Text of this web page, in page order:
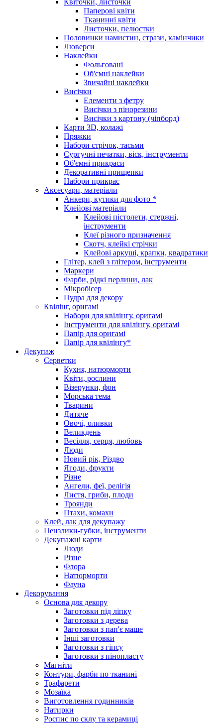
Паперові квіти
Тканинні квіти
Листочки, пелюстки
Половинки намистин, стрази, камінчики
Люверси
Наклейки
Фольговані
Об'ємні наклейки
Звичайні наклейки
Висічки
Елементи з фетру
Висічки з пінорезини
Висічки з картону (чіпборд)
Карти 3D, колажі
Пряжки
Набори стрічок, тасьми
Сургучні печатки, віск, інструменти
Об'ємні прикраси
Декоративні прищепки
Набори прикрас
Аксесуари, матеріали
Анкери, кутики для фото *
Клейові матеріали
Клейові пістолети, стержні,
інструменти
Клеї різного призначення
Скотч, клейкі стрічки
Клейові аркуші, крапки, квадратики
Глітер, клей з глітером, інструменти
Маркери
Фарби, рідкі перлини, лак
Мікробісер
Пудра для декору
Квілінг, оригамі
Набори для квілінгу, оригамі
Інструменти для квілінгу, оригамі
Папір для оригамі
Папір для квілінгу*
Декупаж
Серветки
Кухня, натюрморти
Квіти, рослини
Візерунки, фон
Морська тема
Тварини
Дитяче
Овочі, оливки
Великдень
Весілля, серця, любовь
Люди
Новий рік, Різдво
Ягоди, фрукти
Різне
Ангели, феї, релігія
Листя, гриби, плоди
Троянди
Птахи, комахи
Клей, лак для декупажу
Пензлики-губки, інструменти
Декупажні карти
Люди
Різне
Флора
Натюрморти
Фауна
Декорування
Основа для декору
Заготовки під ліпку
Заготовки з дерева
Заготовки з пап'є маше
Інші заготовки
Заготовки з гіпсу
Заготовки з пінопласту
Магніти
Контури, фарби по тканині
Трафарети
Мозаїка
Виготовлення годинників
Натирки
Роспис по склу та керамиці